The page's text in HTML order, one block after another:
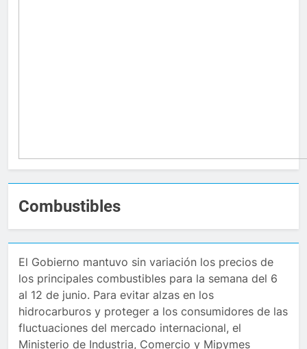
Combustibles
El Gobierno mantuvo sin variación los precios de
los principales combustibles para la semana del 6
al 12 de junio. Para evitar alzas en los
hidrocarburos y proteger a los consumidores de las
fluctuaciones del mercado internacional, el
Ministerio de Industria, Comercio y Mipymes